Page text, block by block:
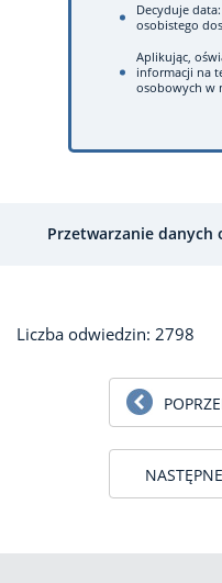
Decyduje
osobistego
Aplikując,
informacji na
osobowych w
Przetwarzanie danych
Liczba odwiedzin: 2798